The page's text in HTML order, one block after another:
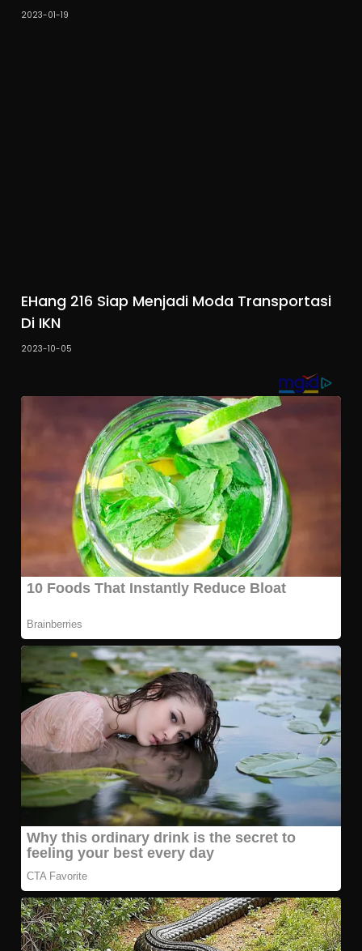
2023-01-19
EHang 216 Siap Menjadi Moda Transportasi
Di IKN
2023-10-05